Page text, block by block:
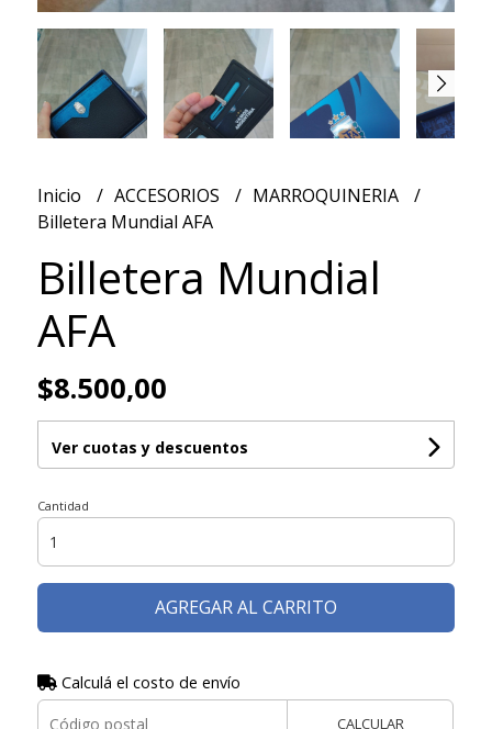
Inicio ACCESORIOS
MARROQUINERIA
Billetera Mundial AFA
Billetera Mundial
AFA
$8.500,00
Ver cuotas y descuentos
Cantidad
AGREGAR AL CARRITO
Calculá el costo de envío
CALCULAR